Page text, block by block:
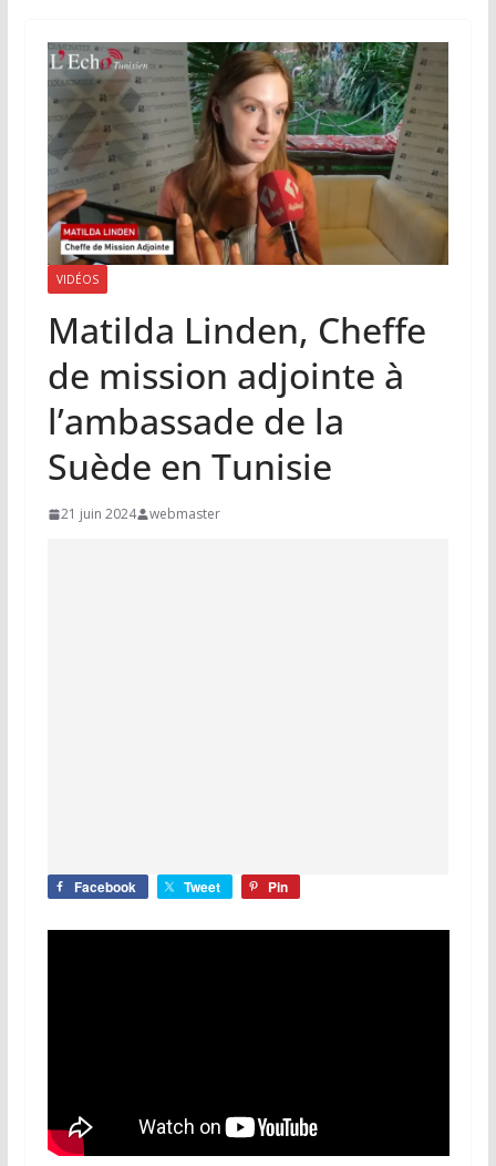
VIDÉOS
Matilda Linden, Cheffe
de mission adjointe à
l’ambassade de la
Suède en Tunisie
21 juin 2024 webmaster
Facebook Tweet Pin